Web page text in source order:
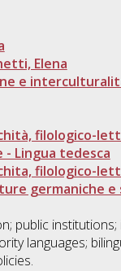
Elena
e
filologico-
- Lingua tedesca
filologico-
germaniche e
public
languages;